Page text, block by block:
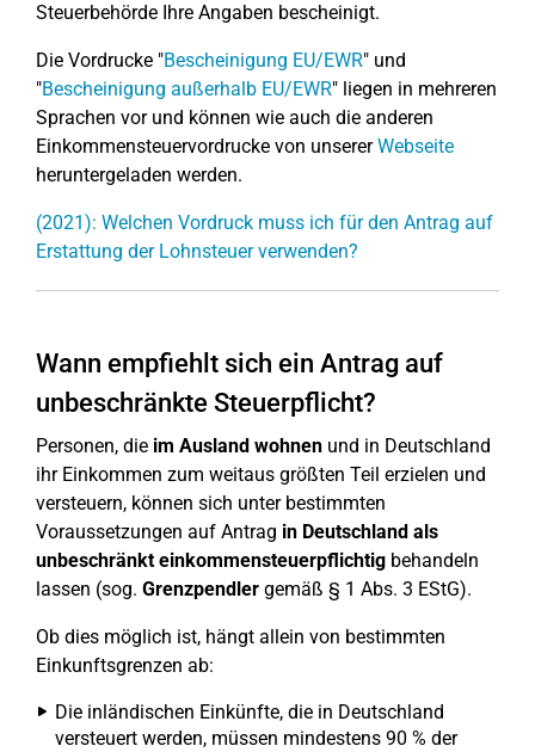
Steuerbehörde Ihre Angaben bescheinigt.
Die Vordrucke "Bescheinigung EU/EWR" und
"Bescheinigung außerhalb EU/EWR" liegen in mehreren
Sprachen vor und können wie auch die anderen
Einkommensteuervordrucke von unsererWebseite
heruntergeladen werden.
(2021): Welchen Vordruck muss ich für den Antrag auf
Erstattung der Lohnsteuer verwenden?
Wann empfiehlt sich ein Antrag auf
unbeschränkte Steuerpflicht?
Personen, die im Ausland wohnen und in Deutschland
ihr Einkommen zum weitaus größten Teil erzielen und
versteuern, können sich unter bestimmten
Voraussetzungen auf Antrag in Deutschland als
unbeschränkt einkommensteuerpflichtig behandeln
lassen (sog. Grenzpendler gemäß § 1 Abs. 3 EStG).
Ob dies möglich ist, hängt allein von bestimmten
Einkunftsgrenzen ab:
Die inländischen Einkünfte, die in Deutschland
versteuert werden, müssen mindestens 90 % der